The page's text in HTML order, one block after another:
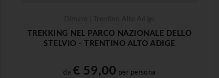
TREKKING NEL PARCO NAZIONALE DELLO
STELVIO - TRENTINO ALTO ADIGE
da € 59,00 per persona